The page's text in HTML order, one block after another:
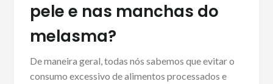
pele e nas manchas do
melasma?
De maneira geral, todas nós sabemos que evitar o
consumo excessivo de alimentos processados e